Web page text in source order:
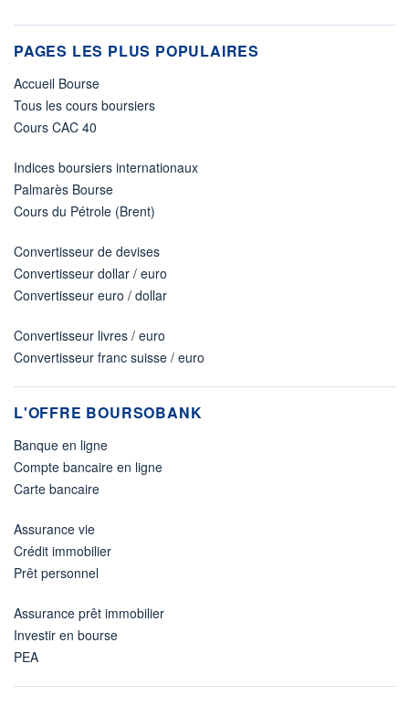
PAGES LES PLUS POPULAIRES
Accueil Bourse
Tous les cours boursiers
Cours CAC 40
Indices boursiers internationaux
Palmarès Bourse
Cours du Pétrole (Brent)
Convertisseur de devises
Convertisseur dollar / euro
Convertisseur euro / dollar
Convertisseur livres / euro
Convertisseur franc suisse / euro
L'OFFRE BOURSOBANK
Banque en ligne
Compte bancaire en ligne
Carte bancaire
Assurance vie
Crédit immobilier
Prêt personnel
Assurance prêt immobilier
Investir en bourse
PEA